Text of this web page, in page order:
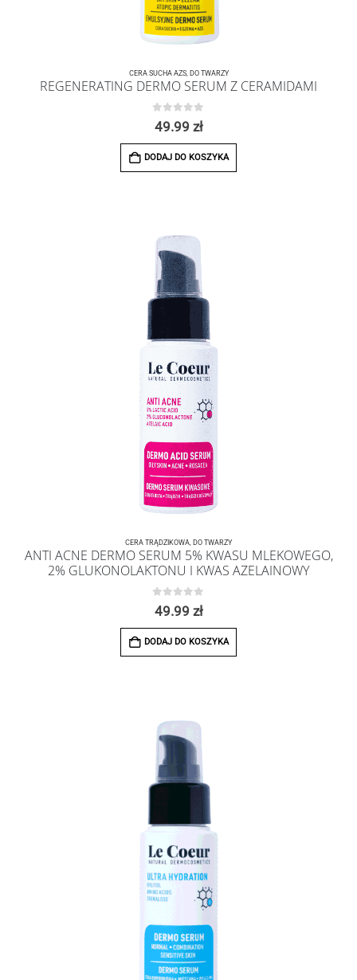
CERA SUCHA AZS, DO TWARZY
REGENERATING DERMO SERUM Z CERAMIDAMI
z 5
49.99 zł
DODAJ DO KOSZYKA
CERA TRĄDZIKOWA,DO TWARZY
ANTI ACNE DERMO SERUM 5% KWASU MLEKOWEGO,
2% GLUKONOLAKTONU I KWAS AZELAINOWY
z 5
49.99 zł
DODAJ DO KOSZYKA